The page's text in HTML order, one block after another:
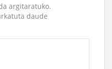
argitaratuko.
daude